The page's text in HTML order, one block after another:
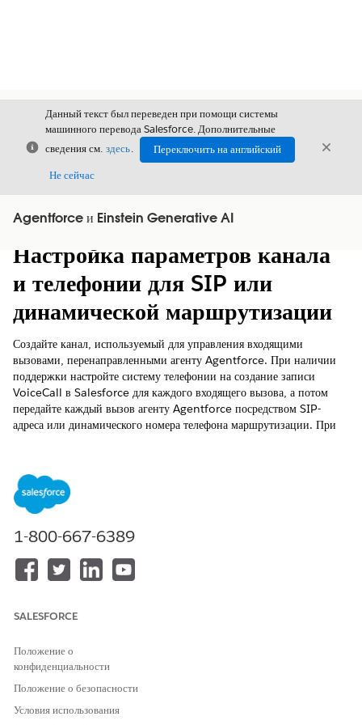
Закрыть
Данный текст был переведен при помощи системы
машинного перевода Salesforce. Дополнительные
сведения см. здесь.
Переключить на английский
Не сейчас
Agentforce и Einstein Generative AI
Показать содержание
Содержание
Настройка параметров канала
и телефонии для SIP или
динамической маршрутизации
Создайте канал, используемый для управления входящими
вызовами, перенаправленными агенту Agentforce. При наличии
поддержки настройте систему телефонии на создание записи
VoiceCall в Salesforce для каждого входящего вызова, а потом
передайте каждый вызов агенту Agentforce посредством SIP-
адреса или динамического номера телефона маршрутизации. При
динамической маршрутизации
Создайте канал службы сообщений для управления входящими
вызовами, переданными агенту Agentforce. Чтобы
перенаправить входящие вызовы агенту посредством SIP-адреса
службы сообщений, который соотносит SIP-адрес или номер
динамической маршрутизации с потоком мультиканала. Когда
номера, поток мультиканала перенаправляет вызов агенту,
Настройка параметров поставщика телефонии при
создание записи VoiceCall в Salesforce для каждого
1-800-667-6389
SALESFORCE
Положение о
конфиденциальности
Положение о безопасности
Условия использования